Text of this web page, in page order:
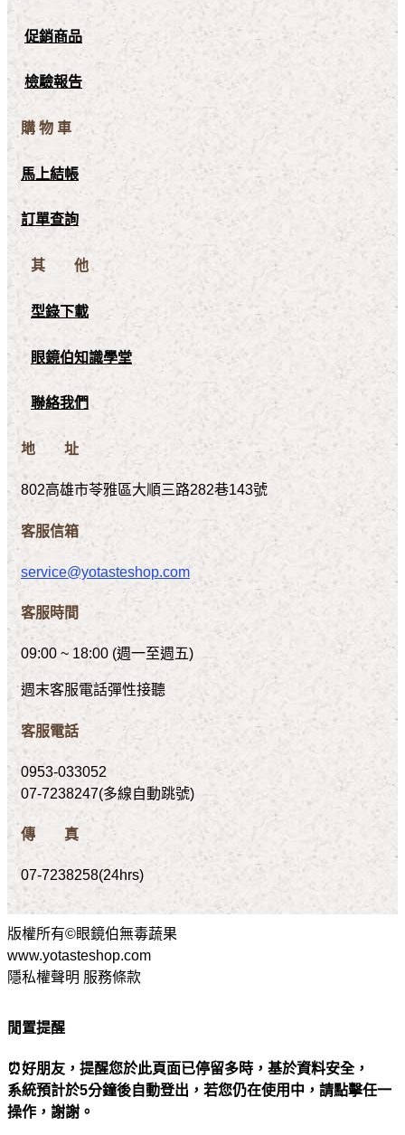
促銷商品
檢驗報告
購 物 車
馬上結帳
訂單查詢
其 他
型錄下載
眼鏡伯知識學堂
聯絡我們
地 址
802高雄市苓雅區大順三路282巷143號
客服信箱
service@yotasteshop.com
客服時間
09:00 ~ 18:00 (週一至週五)
週末客服電話彈性接聽
客服電話
0953-033052
07-7238247(多線自動跳號)
傳 真
07-7238258(24hrs)
版權所有©眼鏡伯無毒蔬果
www.yotasteshop.com
隱私權聲明 服務條款
閒置提醒
⏰好朋友，提醒您於此頁面已停留多時，基於資料安全，
系統預計於5分鐘後自動登出，若您仍在使用中，請點擊任一
操作，謝謝。